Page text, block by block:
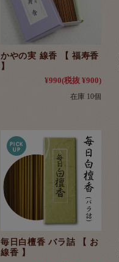
かやの実 線香 【 福寿香
】
¥990(税抜 ¥900)
在庫 10個
毎日白檀香 バラ詰 【 お
線香 】